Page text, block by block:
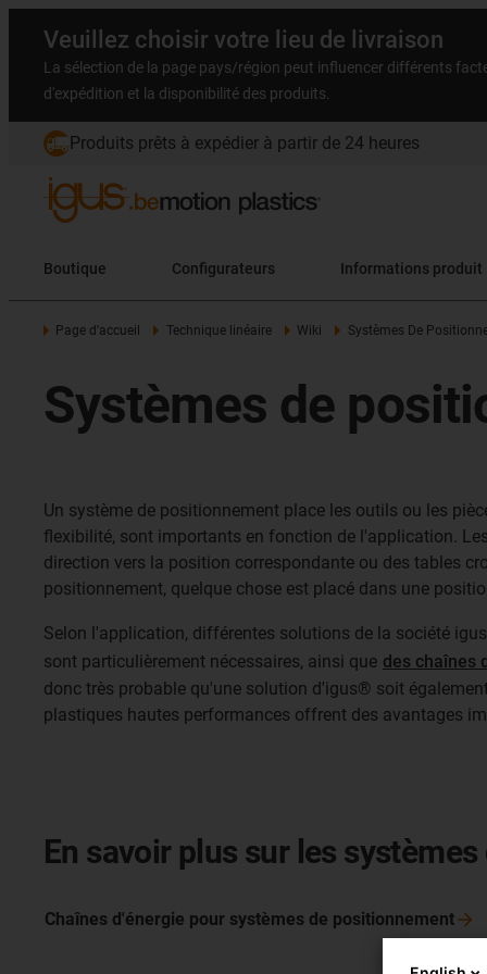
Veuillez choisir votre lieu de livraison
La sélection de la page pays/région peut influencer différents
d'expédition et la disponibilité des produits.
Produits prêts à expédier à partir de 24 heures
Boutique Configurateurs Informations produit
Page d'accueil Technique linéaire Wiki Systèmes De
Systèmes de
Un système de positionnement place les outils ou les
flexibilité, sont importants en fonction de l'application.
direction vers la position correspondante ou des tables
positionnement, quelque chose est placé dans une
Selon l'application, différentes solutions de la société
sont particulièrement nécessaires, ainsi que des chaînes
donc très probable qu'une solution d'igus® soit
plastiques hautes performances offrent des avantages
En savoir plus sur les
Chaînes d'énergie pour systèmes de positionnement